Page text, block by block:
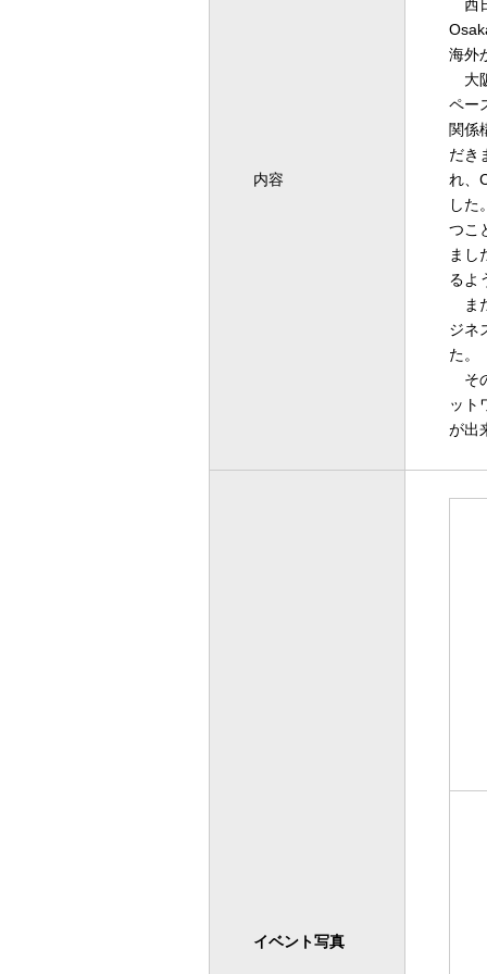
内容
西
海外
大
ペー
関係
だき
れ、
した
つこ
まし
るよ
ま
ジネ
た。
そ
ット
が出
イベント写真